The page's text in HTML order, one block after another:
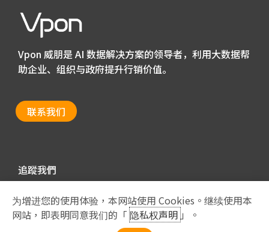
Vpon 威朋是 AI 数据解决方案的领导者，利用大数据帮
助企业、组织与政府提升行销价值。
联系我们
追蹤我們
为增进您的使用体验，本网站使用 Cookies。继续使用本
网站，即表明同意我们的「隐私权声明」。